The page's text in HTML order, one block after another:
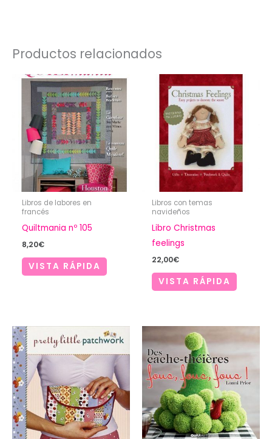
Productos relacionados
Libros de labores en
francés
Quiltmania nº 105
8,20€
VISTA RÁPIDA
Libros con temas
navideños
Libro Christmas
feelings
22,00€
VISTA RÁPIDA